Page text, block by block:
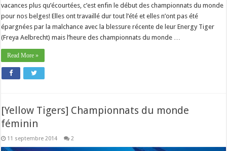
vacances plus qu’écourtées, c’est enfin le début des championnats du monde
pour nos belges! Elles ont travaillé dur tout l’été et elles n’ont pas été
épargnées par la malchance avec la blessure récente de leur Energy Tiger
(Freya Aelbrecht) mais l’heure des championnats du monde …
Read More »
[Yellow Tigers] Championnats du monde
féminin
11 septembre 2014 2